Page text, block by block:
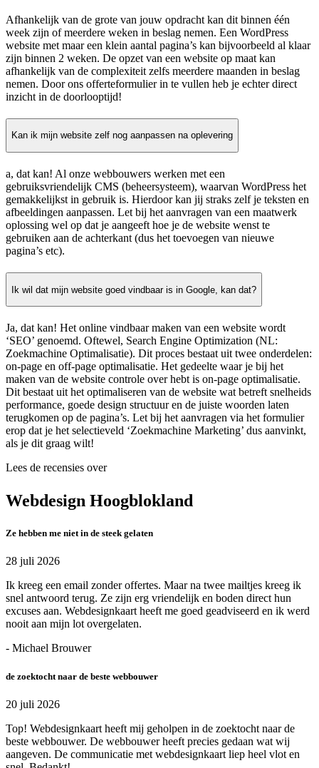
Afhankelijk van de grote van jouw opdracht kan dit binnen één
week zijn of meerdere weken in beslag nemen. Een WordPress
website met maar een klein aantal pagina’s kan bijvoorbeeld al klaar
zijn binnen 2 weken. De opzet van een website op maat kan
afhankelijk van de complexiteit zelfs meerdere maanden in beslag
nemen. Door ons offerteformulier in te vullen heb je echter direct
inzicht in de doorlooptijd!
Kan ik mijn website zelf nog aanpassen na oplevering
a, dat kan! Al onze webbouwers werken met een
gebruiksvriendelijk CMS (beheersysteem), waarvan WordPress het
gemakkelijkst in gebruik is. Hierdoor kan jij straks zelf je teksten en
afbeeldingen aanpassen. Let bij het aanvragen van een maatwerk
oplossing wel op dat je aangeeft hoe je de website wenst te
gebruiken aan de achterkant (dus het toevoegen van nieuwe
pagina’s etc).
Ik wil dat mijn website goed vindbaar is in Google, kan dat?
Ja, dat kan! Het online vindbaar maken van een website wordt
‘SEO’ genoemd. Oftewel, Search Engine Optimization (NL:
Zoekmachine Optimalisatie). Dit proces bestaat uit twee onderdelen:
on-page en off-page optimalisatie. Het gedeelte waar je bij het
maken van de website controle over hebt is on-page optimalisatie.
Dit bestaat uit het optimaliseren van de website wat betreft snelheids
performance, goede design structuur en de juiste woorden laten
terugkomen op de pagina’s. Let bij het aanvragen via het formulier
erop dat je het selectieveld ‘Zoekmachine Marketing’ dus aanvinkt,
als je dit graag wilt!
Lees de recensies over
Webdesign Hoogblokland
Ze hebben me niet in de steek gelaten
28 juli 2026
Ik kreeg een email zonder offertes. Maar na twee mailtjes kreeg ik
snel antwoord terug. Ze zijn erg vriendelijk en boden direct hun
excuses aan. Webdesignkaart heeft me goed geadviseerd en ik werd
nooit aan mijn lot overgelaten.
- Michael Brouwer
de zoektocht naar de beste webbouwer
20 juli 2026
Top! Webdesignkaart heeft mij geholpen in de zoektocht naar de
beste webbouwer. De webbouwer heeft precies gedaan wat wij
aangeven. De communicatie met webdesignkaart liep heel vlot en